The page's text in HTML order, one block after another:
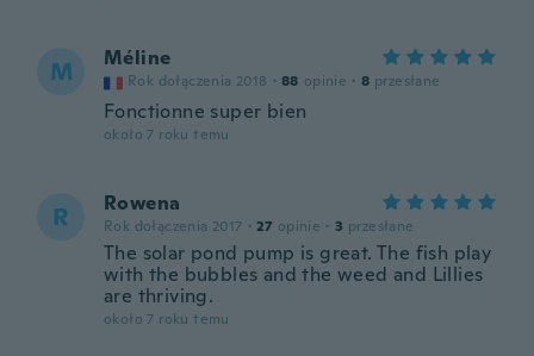
M Méline
Rok dołączenia 2018 · 88 opinie · 8 przesłane
Fonctionne super bien
około 7 roku temu
R Rowena
Rok dołączenia 2017 · 27 opinie · 3 przesłane
The solar pond pump is great. The fish play
with the bubbles and the weed and Lillies
are thriving.
około 7 roku temu